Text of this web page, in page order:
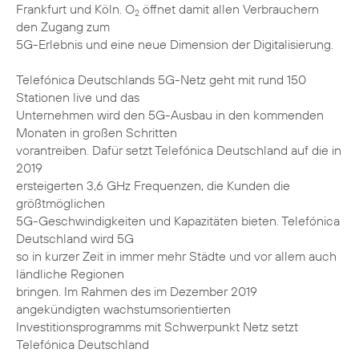
Frankfurt und Köln. O2 öffnet damit allen Verbrauchern
den Zugang zum
5G-Erlebnis und eine neue Dimension der Digitalisierung.
Telefónica Deutschlands 5G-Netz geht mit rund 150
Stationen live und das
Unternehmen wird den 5G-Ausbau in den kommenden
Monaten in großen Schritten
vorantreiben. Dafür setzt Telefónica Deutschland auf die in
2019
ersteigerten 3,6 GHz Frequenzen, die Kunden die
größtmöglichen
5G-Geschwindigkeiten und Kapazitäten bieten. Telefónica
Deutschland wird 5G
so in kurzer Zeit in immer mehr Städte und vor allem auch
ländliche Regionen
bringen. Im Rahmen des im Dezember 2019
angekündigten wachstumsorientierten
Investitionsprogramms mit Schwerpunkt Netz setzt
Telefónica Deutschland